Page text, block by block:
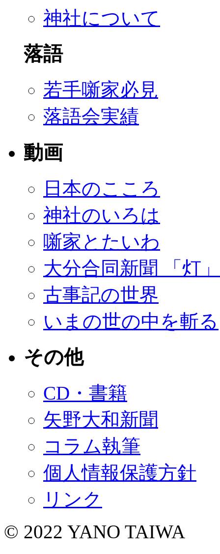
神社について
落語
若手噺家必見
落語会実績
動画
日本のこころ
神社のいろは
噺家とたいわ
大分合同新聞 「灯」
古事記の世界
いまの世の中を斬る
その他
CD・書籍
矢野大和新聞
コラム執筆
個人情報保護方針
リンク
© 2022 YANO TAIWA